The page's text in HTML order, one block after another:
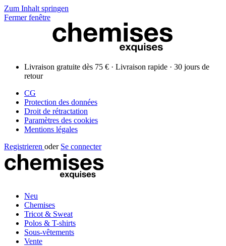
Zum Inhalt springen
Fermer fenêtre
Livraison gratuite dès 75 € · Livraison rapide · 30 jours de
retour
CG
Protection des données
Droit de rétractation
Paramètres des cookies
Mentions légales
Registrieren oder Se connecter
Neu
Chemises
Tricot & Sweat
Polos & T-shirts
Sous-vêtements
Vente